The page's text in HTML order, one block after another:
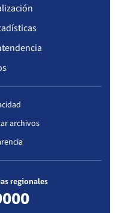
archivos
regionales